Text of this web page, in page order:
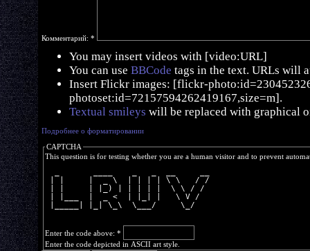
Комментарий: *
You may insert videos with [video:URL]
You can use BBCode tags in the text. URLs will
Insert Flickr images: [flickr-
photoset:id=72157594262419167,size=m].
Textual smileys will be replaced with graphical
Подробнее о форматировании
CAPTCHA
This question is for testing whether you are a human visitor and to prevent
| |     |  _ \  | | | | \ \   / /
| |     | |_) | | | | |  \ \ / /
| |___  |  _ <  | |_| |   \ V /
|_____| |_| \_\  \___/     \_/
Enter the code above: *
Enter the code depicted in ASCII art style.